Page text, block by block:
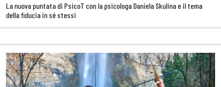
La nuova puntata di PsicoT con la psicologa Daniela Skulina e il tema
della fiducia in sé stessi